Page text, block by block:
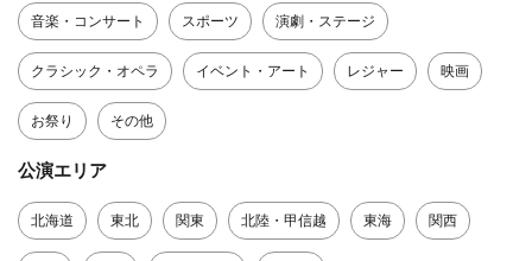
音楽・コンサート スポーツ 演劇・ステージ
クラシック・オペラ イベント・アート レジャー 映画
お祭り その他
公演エリア
北海道 東北 関東 北陸・甲信越 東海 関西